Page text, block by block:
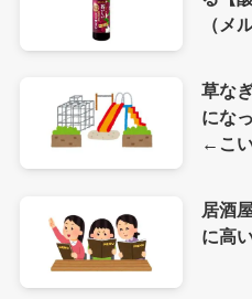
（メ
草な
にな
←こ
居酒
に高